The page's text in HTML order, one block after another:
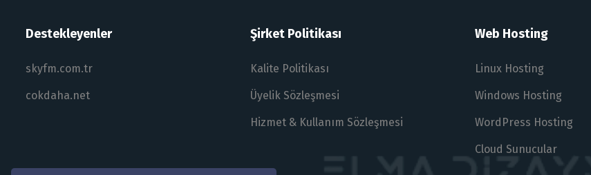
Destekleyenler
skyfm.com.tr
cokdaha.net
Şirket Politikası
Kalite Politikası
Üyelik Sözleşmesi
Hizmet & Kullanım Sözleşmesi
Web Hosting
Linux Hosting
Windows Hosting
WordPress Hosting
Cloud Sunucular